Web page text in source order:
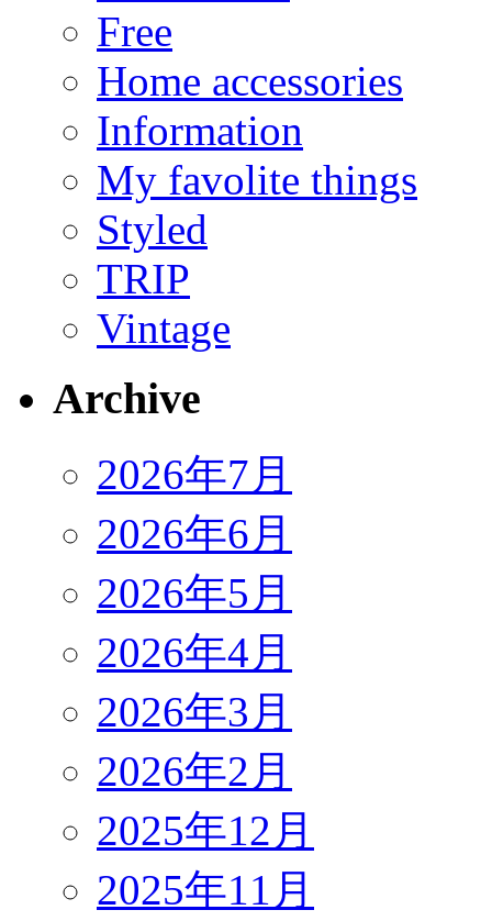
Free
Home accessories
Information
My favolite things
Styled
TRIP
Vintage
Archive
2026年7月
2026年6月
2026年5月
2026年4月
2026年3月
2026年2月
2025年12月
2025年11月